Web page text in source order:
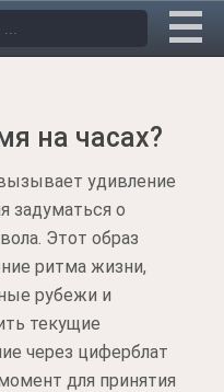
на часах?
удивление
задуматься о
Этот образ
ритма жизни,
рубежи и
текущие
через циферблат
для принятия